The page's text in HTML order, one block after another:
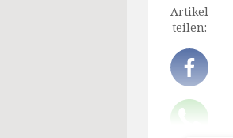
Artikel
teilen: